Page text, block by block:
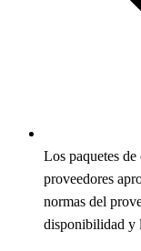
Los paquetes de
proveedores
normas del
disponibilidad y